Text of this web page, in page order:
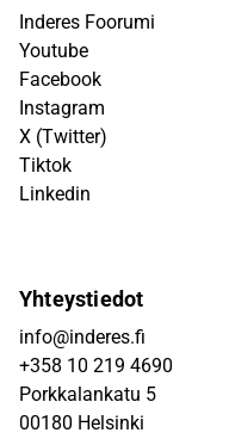
Inderes Foorumi
Youtube
Facebook
Instagram
X (Twitter)
Tiktok
Linkedin
Yhteystiedot
info@inderes.fi
+358 10 219 4690
Porkkalankatu 5
00180 Helsinki